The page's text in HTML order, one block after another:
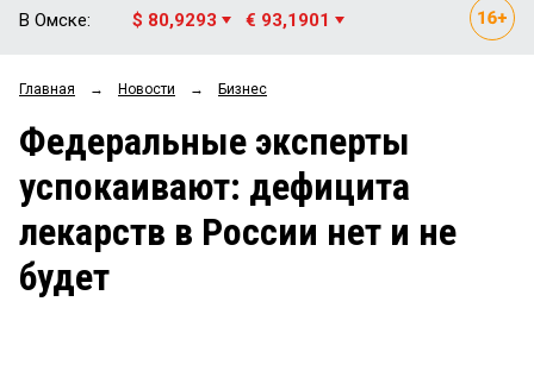
ОБЩЕСТВО
ЗАКОН Рейтинги
Блоги
Архив
В Омске: $ 80,9293 € 93,1901
Главная → Новости → Бизнес
Федеральные эксперты
успокаивают: дефицита
лекарств в России нет и не
будет